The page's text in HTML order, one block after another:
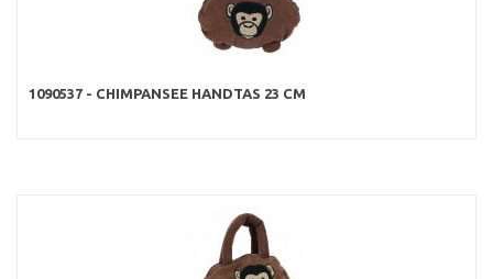
1090537 - CHIMPANSEE HANDTAS 23 CM